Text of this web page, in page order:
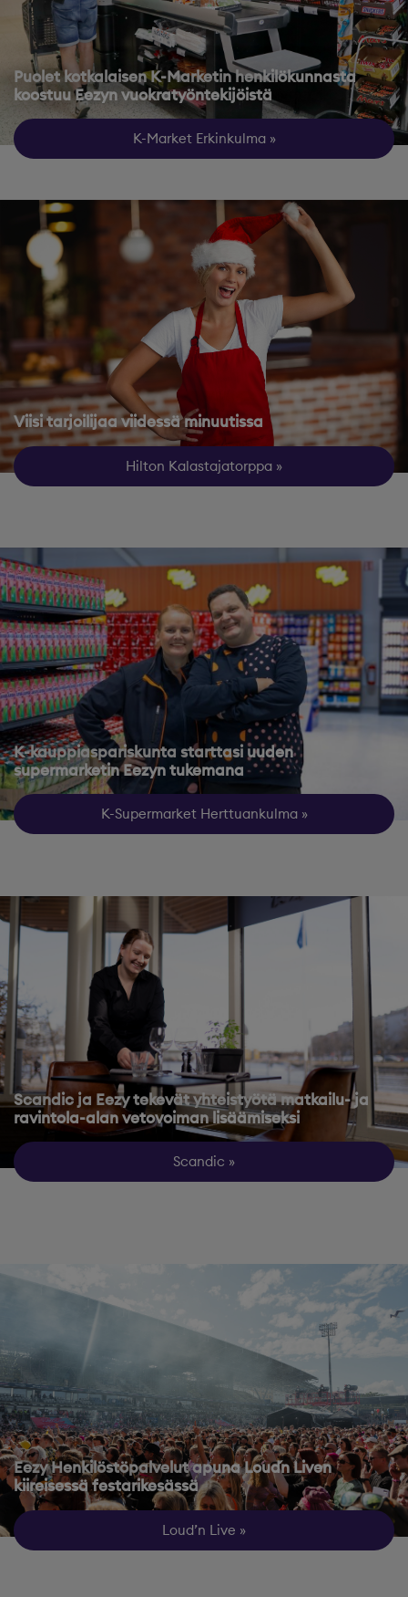
Puolet kotkalaisen K-Marketin henkilökunnasta
koostuu Eezyn vuokratyöntekijöistä
K-Market Erkinkulma
Viisi tarjoilijaa viidessä minuutissa
Hilton Kalastajatorppa
K-kauppiaspariskunta starttasi uuden
supermarketin Eezyn tukemana
K-Supermarket Herttuankulma
Scandic ja Eezy tekevät yhteistyötä matkailu- ja
ravintola-alan vetovoiman lisäämiseksi
Scandic
Eezy Henkilöstöpalvelut apuna Loud´n Liven
kiireisessä festarikesässä
Loud’n Live